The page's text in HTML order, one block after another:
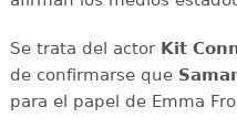
Se trata del actor Kit
de confirmarse que
para el papel de Emma